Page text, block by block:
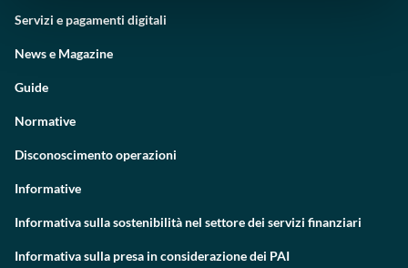
Servizi e pagamenti digitali
News e Magazine
Guide
Normative
Disconoscimento operazioni
Informative
Informativa sulla sostenibilità nel settore dei servizi finanziari
Informativa sulla presa in considerazione dei PAI